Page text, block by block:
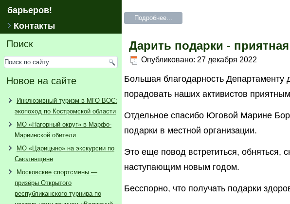
барьеров!
Контакты
Поиск
Новое на сайте
Инклюзивный туризм в МГО ВОС:
экопоход по Костромской области
МО «Нагорный округ» в Марфо-
Мариинской обители
МО «Царицыно» на экскурсии по
Смоленщине
Московские спортсмены —
призёры Открытого
республиканского турнира по
Подробнее...
Дарить подарки -
Опубликовано: 27 декабря 2022
Большая благодарность
порадовать наших активистов
Отдельное спасибо Юговой Марине
подарки в местной организации.
Это еще повод встретиться, обняться,
наступающим новым годом.
Бесспорно, что получать подарки